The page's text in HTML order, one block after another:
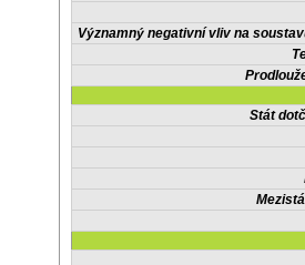
Významný negativní vliv na
Stát